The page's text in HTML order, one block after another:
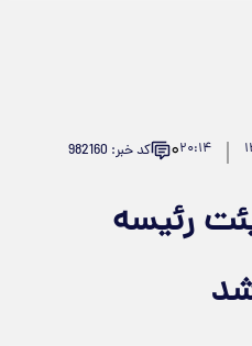
۲۰:۱۴۰ کد خبر: 982160
رئیسه